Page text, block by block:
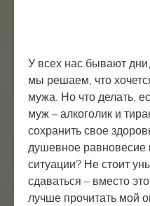
У всех нас бывают дни,
мы решаем, что
мужа. Но что делать,
муж – алкоголик и
сохранить свое
душевное равновесие
ситуации? Не стоит
сдаваться – вместо
лучше прочитать мой